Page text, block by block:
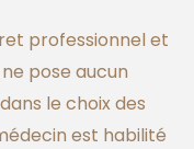
professionnel et
pose aucun
le choix des
est habilité